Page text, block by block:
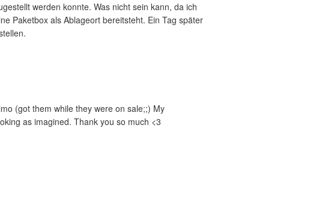
werden konnte. Was nicht sein kann, da ich
Paketbox als Ablageort bereitsteht. Ein Tag später
(got them while they were on sale;;) My
as imagined. Thank you so much <3